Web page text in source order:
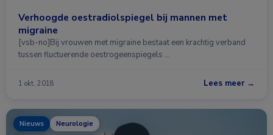
Verhoogde oestradiolspiegel bij mannen met
migraine
[vsb-no]Bij vrouwen met migraine bestaat een krachtig verband
tussen fluctuerende oestrogeenspiegels …
1 okt. 2018 Lees meer →
Nieuws Neurologie